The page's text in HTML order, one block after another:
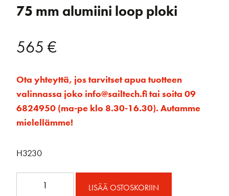
75 mm alumiini loop ploki
565 €
Ota yhteyttä, jos tarvitset apua tuotteen
valinnassa joko info@sailtech.fi tai soita 09
6824950 (ma-pe klo 8.30-16.30). Autamme
mielellämme!
H3230
LISÄÄ OSTOSKORIIN